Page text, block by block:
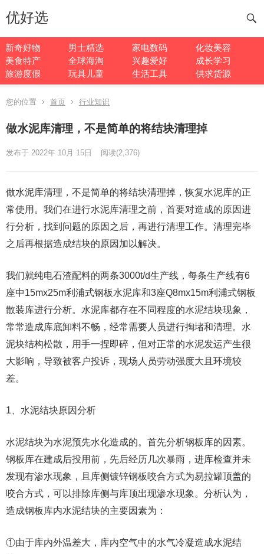
优好选
新奇好物 男士精选 家电数码
化妆美容
美食特产
全球海淘 兴趣爱好
成长学习
旅游度假
玩具儿童 生活工具 供求货源
您的位置 首页 行业知识
做水泥库清理，不是简单的将结块清理掉
发布于 2022年 10月 15日 阅读(2,376)
做水泥库清理，不是简单的将结块清理掉，恢复水泥库的正
常使用。我们在进行水泥库清理之前，首要对造成的原因进
行分析，找到问题的原因之后，再进行清理工作。清理完毕
之后再根据造成结块的原因加以解决。
我们就纯电石渣配料的两条3000t/d生产线，每条生产线有6
座中15mx25m利浦式钢板水泥库和3座Q8mx15m利浦式钢板
散装库进行分析。水泥库都存在不同程度的水泥结块现象，
常常造成库底卸料不畅，经常需要人员进行掏堵和清理。水
泥块结构松散，用手一捏即碎，但对正常的水泥发运产生很
大影响，导致被客户投诉，现场人员劳动强度大且环境较
差。
1、水泥结块原因分析
水泥结块为水泥预先水化造成的。首先分析钢板库的因素。
钢板库在建成后投用前，先后经历几次暴雨，进库检查并未
发现有渗水现象，且库侧镀锌钢板咬合方式为易拉罐顶盖的
咬合方式，可以排除库侧与库顶出现渗水现象。分析认为，
造成钢板库内水泥结块的主要因素为：
①由于库内外温差大，库内空气中的水气冷凝造成水泥结